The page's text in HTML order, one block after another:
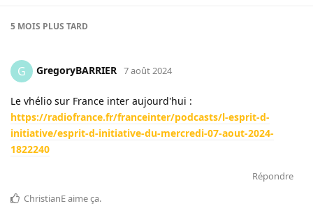
5 MOIS PLUS TARD
G GregoryBARRIER 7 août 2024
Le vhélio sur France inter aujourd'hui :
https://radiofrance.fr/franceinter/podcasts/l-esprit-d-
initiative/esprit-d-initiative-du-mercredi-07-aout-2024-
1822240
Répondre
ChristianEaime ça.